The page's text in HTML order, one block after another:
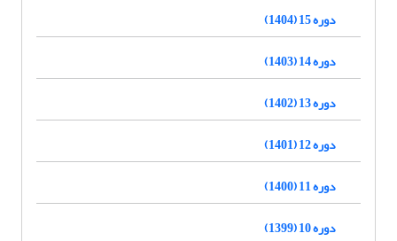
دوره 15 (1404)
دوره 14 (1403)
دوره 13 (1402)
دوره 12 (1401)
دوره 11 (1400)
دوره 10 (1399)